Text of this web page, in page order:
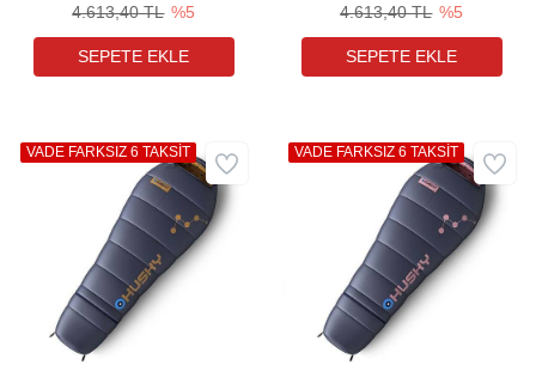
4.613,40 TL %5 4.613,40 TL %5
VADE FARKSIZ 6 TAKSİT VADE FARKSIZ 6 TAKSİT